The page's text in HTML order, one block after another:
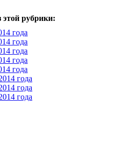
рубрики:
года
года
года
года
года
года
года
года